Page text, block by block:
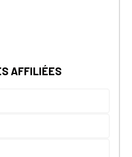
AFFILIÉES